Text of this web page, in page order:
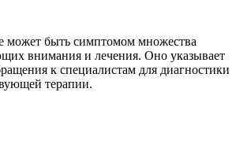
может быть симптомом множества
внимания и лечения. Оно указывает
к специалистам для диагностики
терапии.